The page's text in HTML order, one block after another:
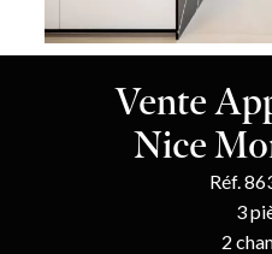
Vente
Nice
Réf.
3
2